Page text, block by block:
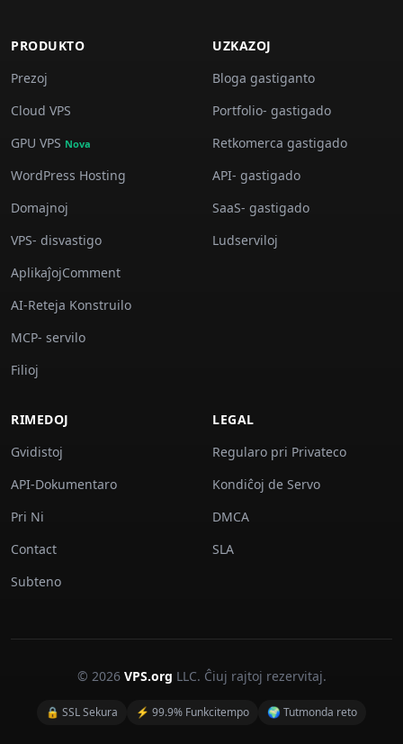
PRODUKTO
Prezoj
Cloud VPS
GPU VPS Nova
WordPress Hosting
Domajnoj
VPS- disvastigo
AplikaĵojComment
AI-Reteja Konstruilo
MCP- servilo
Filioj
UZKAZOJ
Bloga gastiganto
Portfolio- gastigado
Retkomerca gastigado
API- gastigado
SaaS- gastigado
Ludserviloj
RIMEDOJ
Gvidistoj
API-Dokumentaro
Pri Ni
Contact
Subteno
LEGAL
Regularo pri Privateco
Kondiĉoj de Servo
DMCA
SLA
© 2026 VPS.org LLC. Ĉiuj rajtoj rezervitaj.
🔒 SSL Sekura ⚡ 99.9% Funkcitempo 🌍 Tutmonda reto